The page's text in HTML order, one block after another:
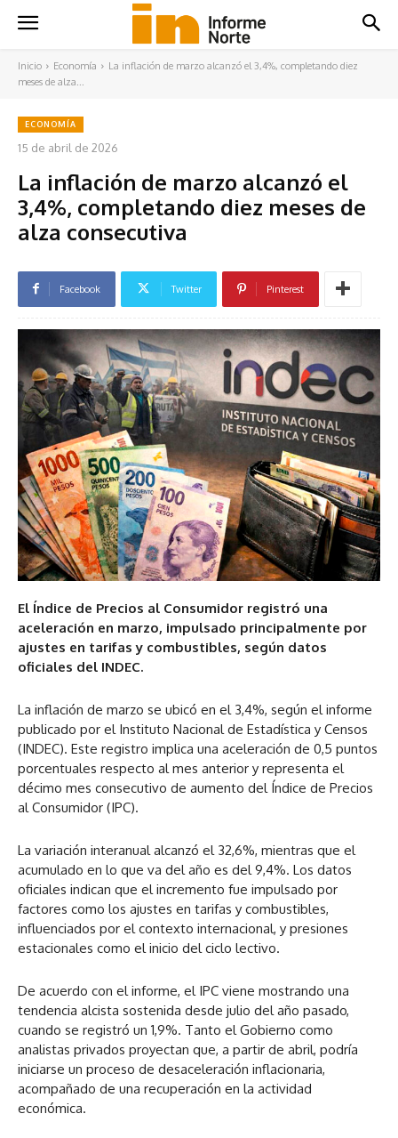
Inicio Economía
La inflación de marzo alcanzó el 3,4%, completando diez
meses de alza...
ECONOMÍA
15 de abril de 2026
La inflación de marzo alcanzó el
3,4%, completando diez meses de
alza consecutiva
Facebook Twitter Pinterest
El Índice de Precios al Consumidor registró una
aceleración en marzo, impulsado principalmente por
ajustes en tarifas y combustibles, según datos
oficiales del INDEC.
La inflación de marzo se ubicó en el 3,4%, según el informe
publicado por el Instituto Nacional de Estadística y Censos
(INDEC). Este registro implica una aceleración de 0,5 puntos
porcentuales respecto al mes anterior y representa el
décimo mes consecutivo de aumento del Índice de Precios
al Consumidor (IPC).
La variación interanual alcanzó el 32,6%, mientras que el
acumulado en lo que va del año es del 9,4%. Los datos
oficiales indican que el incremento fue impulsado por
factores como los ajustes en tarifas y combustibles,
influenciados por el contexto internacional, y presiones
estacionales como el inicio del ciclo lectivo.
De acuerdo con el informe, el IPC viene mostrando una
tendencia alcista sostenida desde julio del año pasado,
cuando se registró un 1,9%. Tanto el Gobierno como
analistas privados proyectan que, a partir de abril, podría
iniciarse un proceso de desaceleración inflacionaria,
acompañado de una recuperación en la actividad
económica.